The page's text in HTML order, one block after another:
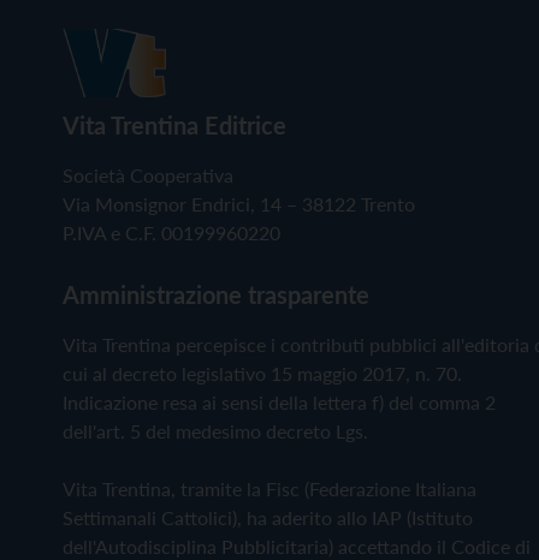
Vita Trentina Editrice
Società Cooperativa
Via Monsignor Endrici, 14 – 38122 Trento
P.IVA e C.F. 00199960220
Amministrazione trasparente
Vita Trentina percepisce i contributi pubblici all'editoria
cui al decreto legislativo 15 maggio 2017, n. 70.
Indicazione resa ai sensi della lettera f) del comma 2
dell'art. 5 del medesimo decreto Lgs.
Vita Trentina, tramite la Fisc (Federazione Italiana
Settimanali Cattolici), ha aderito allo IAP (Istituto
dell'Autodisciplina Pubblicitaria) accettando il Codice di